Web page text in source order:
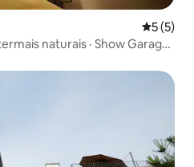
5 de
5 (5)
naturais · Show Garage ·